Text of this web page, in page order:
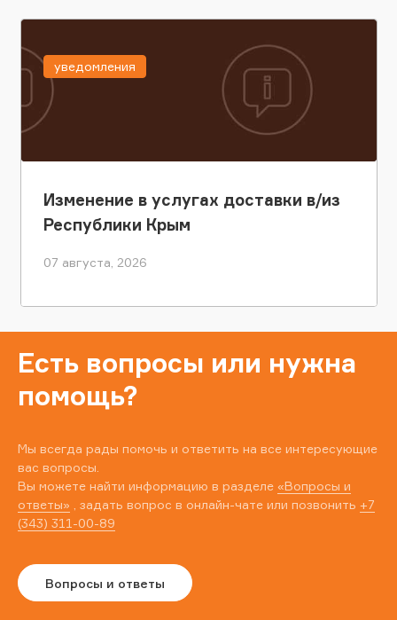
Изменение в услугах доставки в/из
Республики Крым
07 августа, 2026
уведомления
Есть вопросы или нужна
помощь?
Мы всегда рады помочь и ответить на все интересующие
вас вопросы.
Вы можете найти информацию в разделе «Вопросы и
ответы» , задать вопрос в онлайн-чате или позвонить +7
(343) 311-00-89
Вопросы и ответы